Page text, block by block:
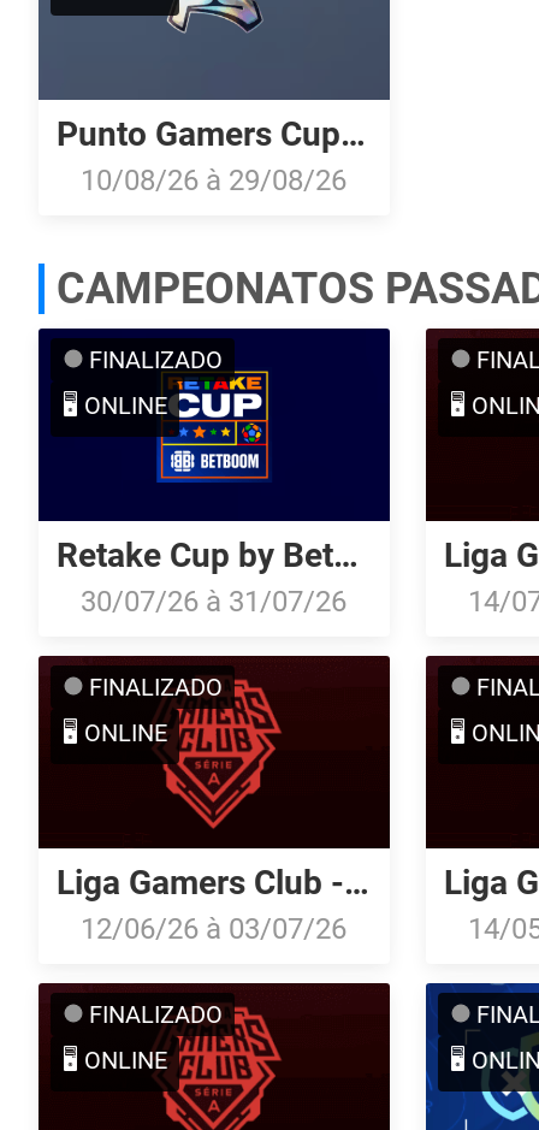
Punto Gamers Cup 2026
10/08/26 à 29/08/26
CAMPEONATOS
FINALIZADO
🖥️ ONLINE
Retake Cup by Betboom
30/07/26 à 31/07/26
🖥️
14/
FINALIZADO
🖥️ ONLINE
Liga Gamers Club - Série A: Junho/26
12/06/26 à 03/07/26
🖥️
14/
FINALIZADO
🖥️ ONLINE
🖥️